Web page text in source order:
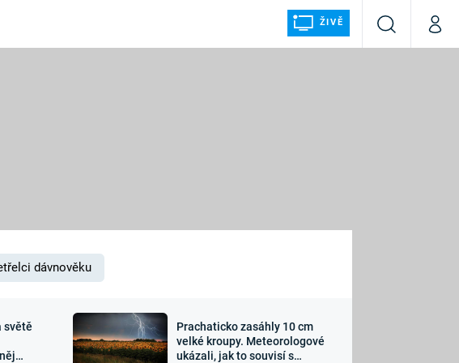
ŽIVĚ
VyhledáváníMůj
Zajímavosti Sledujte nás
dávnověku
světě
Prachaticko zasáhly 10 cm
velké kroupy. Meteorologové
ukázali, jak to souvisí s